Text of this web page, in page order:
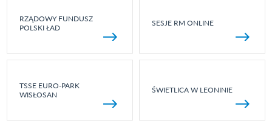
RZĄDOWY FUNDUSZ
POLSKI ŁAD
SESJE RM ONLINE
TSSE EURO-PARK
WISŁOSAN
ŚWIETLICA W LEONINIE